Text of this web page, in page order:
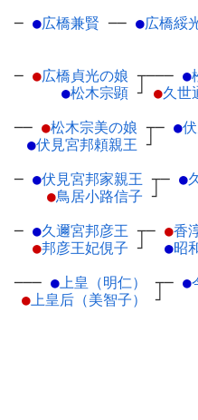
─ ●広橋兼賢 ── ●広橋綏
─ ●広橋貞光の娘 ┬
●松木宗顕 ┘
─── ●
●久世
── ●松木宗美の娘 ┬
●伏見宮邦頼親王 ┘
─ ●
─ ●伏見宮邦家親王 ┬
●鳥居小路信子 ┘
─ ●
─ ●久邇宮邦彦王 ┬
●邦彦王妃俔子 ┘
─ ●香
●昭
─── ●上皇（明仁）
┬
●上皇后（美智子） ┘
─ ●